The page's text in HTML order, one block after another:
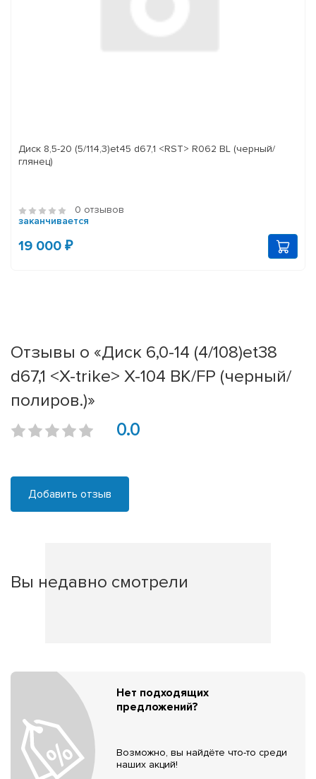
Диск 8,5-20 (5/114,3)et45 d67,1 <RST> R062 BL (черный/
глянец)
0 отзывов
заканчивается
19 000 ₽
Отзывы о «Диск 6,0-14 (4/108)et38
d67,1 <X-trike> X-104 BK/FP (черный/
полиров.)»
0.0
Добавить отзыв
Вы недавно смотрели
Нет подходящих
предложений?
Возможно, вы найдёте что-то среди
наших акций!